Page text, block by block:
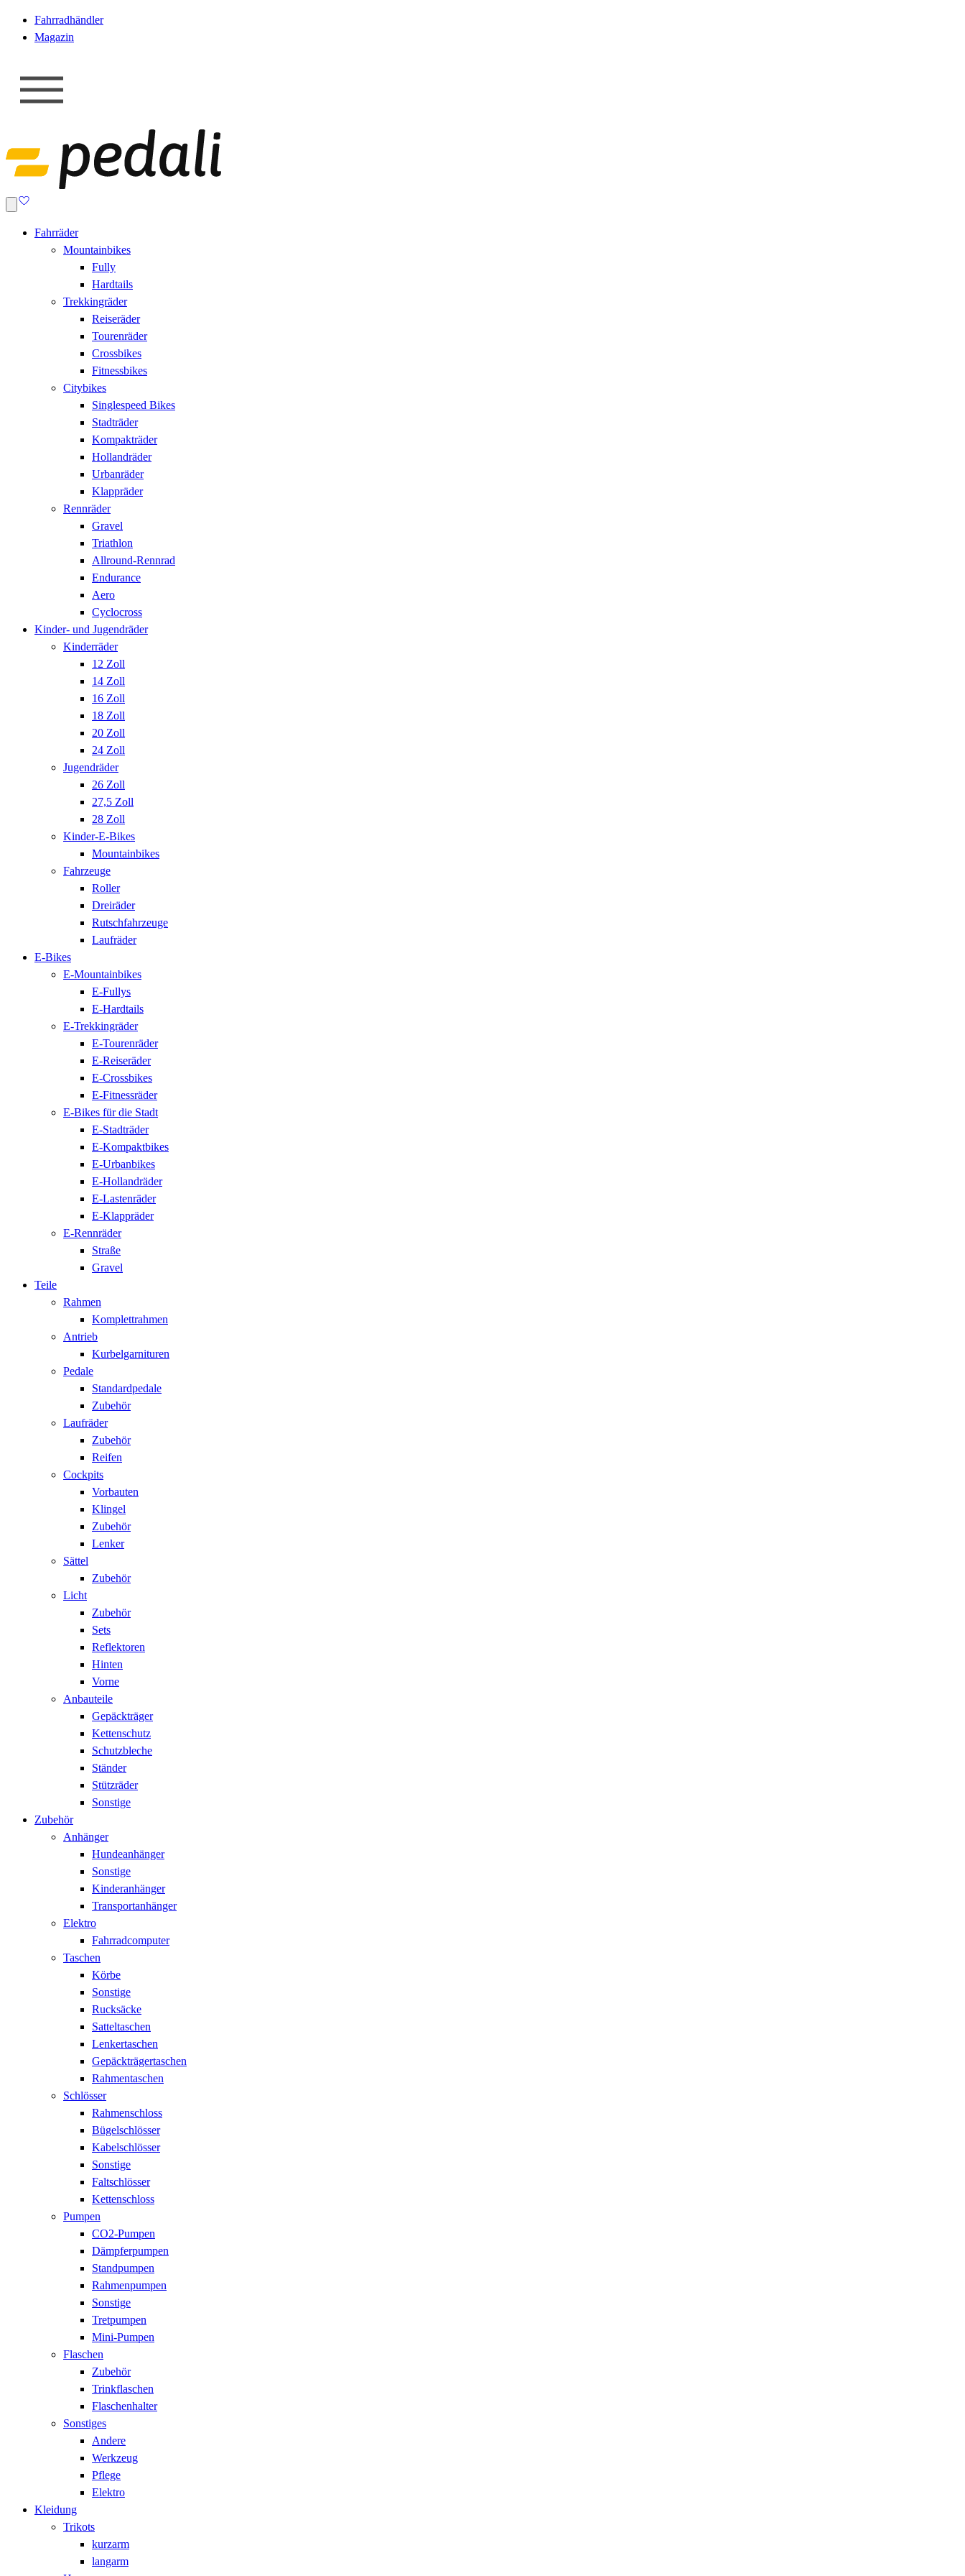
Fahrradhändler
Magazin
Fahrräder
Mountainbikes
Fully
Hardtails
Trekkingräder
Reiseräder
Tourenräder
Crossbikes
Fitnessbikes
Citybikes
Singlespeed Bikes
Stadträder
Kompakträder
Hollandräder
Urbanräder
Klappräder
Rennräder
Gravel
Triathlon
Allround-Rennrad
Endurance
Aero
Cyclocross
Kinder- und Jugendräder
Kinderräder
12 Zoll
14 Zoll
16 Zoll
18 Zoll
20 Zoll
24 Zoll
Jugendräder
26 Zoll
27,5 Zoll
28 Zoll
Kinder-E-Bikes
Mountainbikes
Fahrzeuge
Roller
Dreiräder
Rutschfahrzeuge
Laufräder
E-Bikes
E-Mountainbikes
E-Fullys
E-Hardtails
E-Trekkingräder
E-Tourenräder
E-Reiseräder
E-Crossbikes
E-Fitnessräder
E-Bikes für die Stadt
E-Stadträder
E-Kompaktbikes
E-Urbanbikes
E-Hollandräder
E-Lastenräder
E-Klappräder
E-Rennräder
Straße
Gravel
Teile
Rahmen
Komplettrahmen
Antrieb
Kurbelgarnituren
Pedale
Standardpedale
Zubehör
Laufräder
Zubehör
Reifen
Cockpits
Vorbauten
Klingel
Zubehör
Lenker
Sättel
Zubehör
Licht
Zubehör
Sets
Reflektoren
Hinten
Vorne
Anbauteile
Gepäckträger
Kettenschutz
Schutzbleche
Ständer
Stützräder
Sonstige
Zubehör
Anhänger
Hundeanhänger
Sonstige
Kinderanhänger
Transportanhänger
Elektro
Fahrradcomputer
Taschen
Körbe
Sonstige
Rucksäcke
Satteltaschen
Lenkertaschen
Gepäckträgertaschen
Rahmentaschen
Schlösser
Rahmenschloss
Bügelschlösser
Kabelschlösser
Sonstige
Faltschlösser
Kettenschloss
Pumpen
CO2-Pumpen
Dämpferpumpen
Standpumpen
Rahmenpumpen
Sonstige
Tretpumpen
Mini-Pumpen
Flaschen
Zubehör
Trinkflaschen
Flaschenhalter
Sonstiges
Andere
Werkzeug
Pflege
Elektro
Kleidung
Trikots
kurzarm
langarm